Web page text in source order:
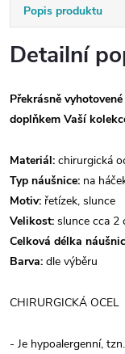
Popis produktu
Detailní
Překrásně
doplňkem Vaší
Materiál: chirurgická
Typ náušnice: na
Motiv: řetízek, slunce
Velikost: slunce cca 2
Celková délka
Barva: dle výběru
CHIRURGICKÁ OCEL
- Je hypoalergenní,